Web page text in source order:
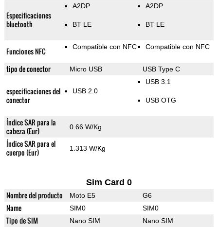
Especificaciones
bluetooth
A2DP
BT LE
A2DP
BT LE
Funciones NFC Compatible con NFC Compatible con NFC
tipo de conector Micro USB USB Type C
especificaciones del
conector
USB 2.0
USB 3.1
USB OTG
Índice SAR para la
cabeza (Eur)
0.66 W/Kg
Índice SAR para el
cuerpo (Eur)
1.313 W/Kg
Sim Card 0
Nombre del producto Moto E5 G6
Name SIM0 SIM0
Tipo de SIM Nano SIM Nano SIM